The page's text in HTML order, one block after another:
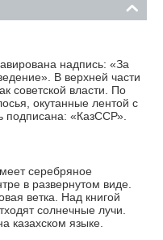
надпись: «За
В верхней части
советской власти. По
окутанные лентой с
«КазССР».
серебряное
в развернутом виде.
ветка. Над книгой
солнечные лучи.
казахском языке.